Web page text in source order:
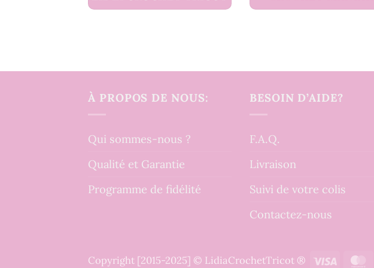
À PROPOS DE NOUS:
Qui sommes-nous ?
Qualité et Garantie
Programme de fidélité
BESOIN D’AIDE?
F.A.Q.
Livraison
Suivi de votre colis
Contactez-nous
Copyright [2015-2025] © LidiaCrochetTricot ® Visa